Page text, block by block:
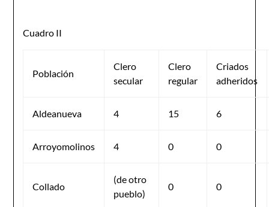
Cuadro II
Población
Clero
secular
Clero
regular
Criados
adheridos
Aldeanueva 4 15 6
Arroyomolinos 4 0 0
Collado
(de otro
pueblo)
0 0